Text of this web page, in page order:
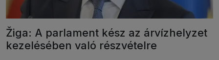
Žiga: A parlament kész az árvízhelyzet
kezelésében való részvételre